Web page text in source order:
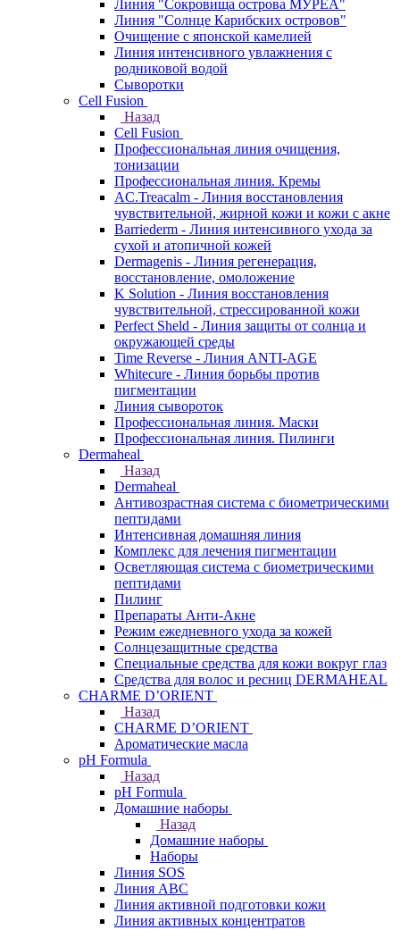
Линия "Сокровища острова МУРЕА"
Линия "Солнце Карибских островов"
Очищение с японской камелией
Линия интенсивного увлажнения с
родниковой водой
Сыворотки
Cell Fusion
Назад
Cell Fusion
Профессиональная линия очищения,
тонизации
Профессиональная линия. Кремы
AC.Treacalm - Линия восстановления
чувствительной, жирной кожи и кожи с акне
Barriederm - Линия интенсивного ухода за
сухой и атопичной кожей
Dermagenis - Линия регенерация,
восстановление, омоложение
K Solution - Линия восстановления
чувствительной, стрессированной кожи
Perfect Sheld - Линия защиты от солнца и
окружающей среды
Time Reverse - Линия ANTI-AGE
Whitecure - Линия борьбы против
пигментации
Линия сывороток
Профессиональная линия. Маски
Профессиональная линия. Пилинги
Dermaheal
Назад
Dermaheal
Антивозрастная система с биометрическими
пептидами
Интенсивная домашняя линия
Комплекс для лечения пигментации
Осветляющая система с биометрическими
пептидами
Пилинг
Препараты Анти-Акне
Режим ежедневного ухода за кожей
Солнцезащитные средства
Специальные средства для кожи вокруг глаз
Средства для волос и ресниц DERMAHEAL
CHARME D’ORIENT
Назад
CHARME D’ORIENT
Ароматические масла
pH Formula
Назад
pH Formula
Домашние наборы
Назад
Домашние наборы
Наборы
Линия SOS
Линия АВС
Линия активной подготовки кожи
Линия активных концентратов